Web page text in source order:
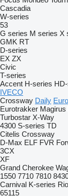
Cascadia
W-series
53
G series M series X
GMK RT
D-series
EX ZX
Civic
T-series
Accent H-series
IVECO
Crossway Daily
Eurotrakker Magirus
Turbostar X-Way
4300 S-series TD
Citelis Crossway
D-Max ELF FVR
3CX
XF
Grand Cherokee
1550 7710 7810
Carnival K-series Rio
65115